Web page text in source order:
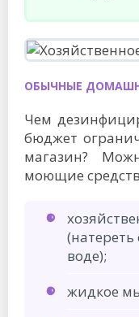
ОБЫЧНЫЕ
Чем
бюджет
магазин?
моющие
воде);
жидкое